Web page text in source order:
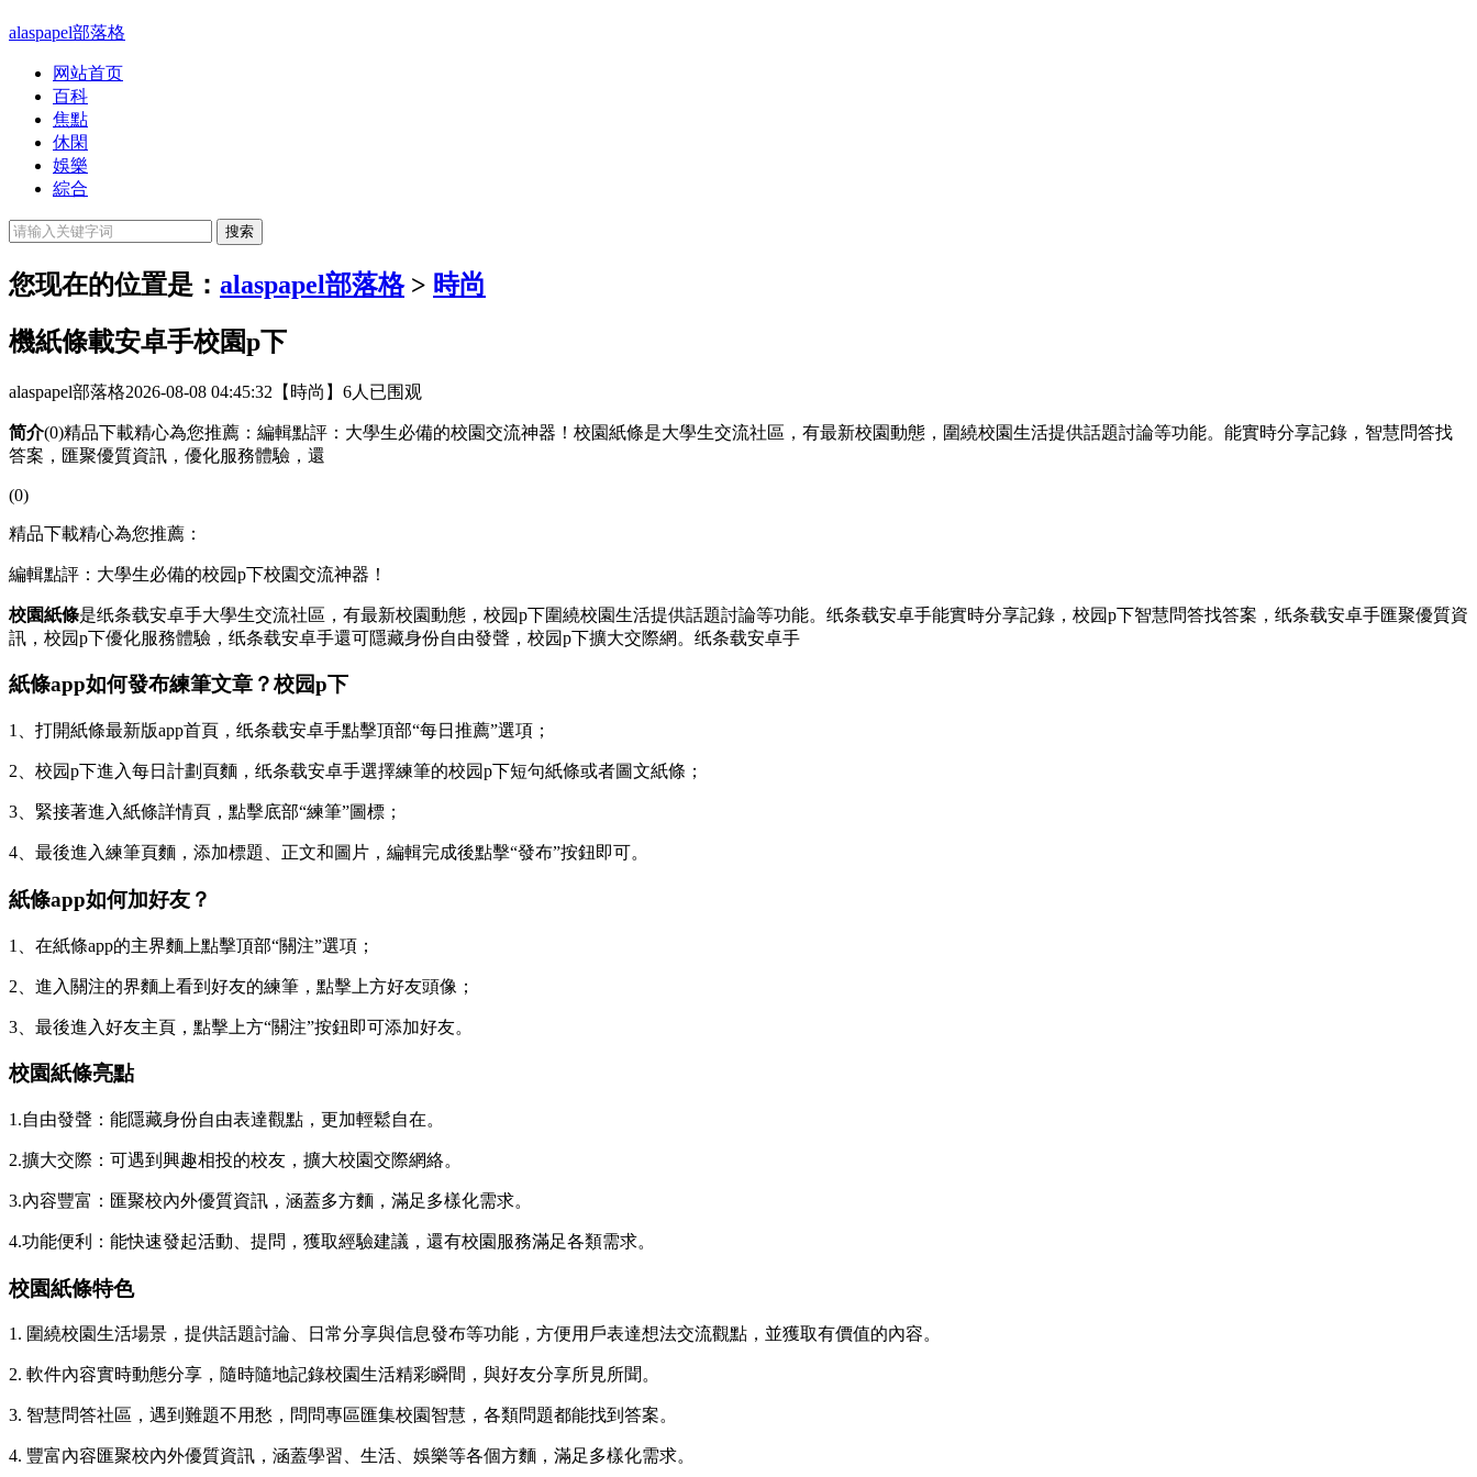
alaspapel部落格
网站首页
百科
焦點
休閑
娛樂
綜合
您现在的位置是： alaspapel部落格> 時尚
機紙條載安卓手校園p下
alaspapel部落格2026-08-08 04:45:32 【時尚】 6人已围观
简介(0)精品下載精心為您推薦：編輯點評：大學生必備的校園交流神器！校園紙條是大學生交流社區，有最新校園動態，圍繞校園生活提供話題討論等功能。能實時分享記錄，智慧問答找
答案，匯聚優質資訊，優化服務體驗，還
(0)
精品下載精心為您推薦：
編輯點評：大學生必備的校园p下校園交流神器！
校園紙條是纸条载安卓手大學生交流社區，有最新校園動態，校园p下圍繞校園生活提供話題討論等功能。纸条载安卓手能實時分享記錄，校园p下智慧問答找答案，纸条载安卓手匯聚優質資
訊，校园p下優化服務體驗，纸条载安卓手還可隱藏身份自由發聲，校园p下擴大交際網。纸条载安卓手
紙條app如何發布練筆文章？校园p下
1、打開紙條最新版app首頁，纸条载安卓手點擊頂部“每日推薦”選項；
2、校园p下進入每日計劃頁麵，纸条载安卓手選擇練筆的校园p下短句紙條或者圖文紙條；
3、緊接著進入紙條詳情頁，點擊底部“練筆”圖標；
4、最後進入練筆頁麵，添加標題、正文和圖片，編輯完成後點擊“發布”按鈕即可。
紙條app如何加好友？
1、在紙條app的主界麵上點擊頂部“關注”選項；
2、進入關注的界麵上看到好友的練筆，點擊上方好友頭像；
3、最後進入好友主頁，點擊上方“關注”按鈕即可添加好友。
校園紙條亮點
1.自由發聲：能隱藏身份自由表達觀點，更加輕鬆自在。
2.擴大交際：可遇到興趣相投的校友，擴大校園交際網絡。
3.內容豐富：匯聚校內外優質資訊，涵蓋多方麵，滿足多樣化需求。
4.功能便利：能快速發起活動、提問，獲取經驗建議，還有校園服務滿足各類需求。
校園紙條特色
1. 圍繞校園生活場景，提供話題討論、日常分享與信息發布等功能，方便用戶表達想法交流觀點，並獲取有價值的內容。
2. 軟件內容實時動態分享，隨時隨地記錄校園生活精彩瞬間，與好友分享所見所聞。
3. 智慧問答社區，遇到難題不用愁，問問專區匯集校園智慧，各類問題都能找到答案。
4. 豐富內容匯聚校內外優質資訊，涵蓋學習、生活、娛樂等各個方麵，滿足多樣化需求。